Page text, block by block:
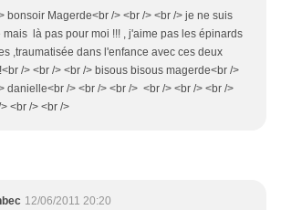
bonsoir Magerde<br /> <br /> <br /> je ne suis
mais là pas pour moi !!! , j'aime pas les épinards
,traumatisée dans l'enfance avec ces deux
/> <br /> <br /> bisous bisous magerde<br />
danielle<br /> <br /> <br /> <br /> <br /> <br />
<br /> <br />
12/06/2011 20:20